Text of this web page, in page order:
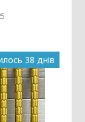
38 днів